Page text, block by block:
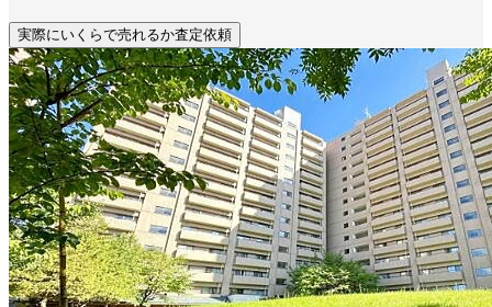
実際にいくらで売れるか査定依頼